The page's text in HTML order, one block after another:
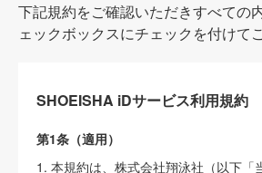
下記規約をご確認いただきすべての
ェックボックスにチェックを付けて
SHOEISHA iDサービス利用規約
第1条（適用）
1. 本規約は、株式会社翔泳社（以下「